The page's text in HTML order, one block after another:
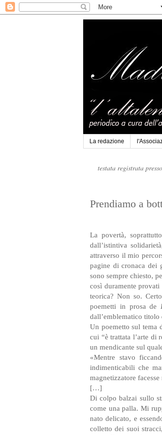
La redazione
testata registrata
Prendiamo a
La povertà,
dall’istintiva
attraverso il mio
pagine di cronaca dei
sono sempre chiesto,
così duramente
teorica? Non so.
poemetti in prosa de
dall’emblematico titolo
Un poemetto sul tema
cui “è trattata l’arte di
un mendicante sul
«Mentre stavo
indimenticabili che
magnetizzatore
[…]
Di colpo balzai sullo
come una palla. Mi
nato delicato, e
colletto dei suoi